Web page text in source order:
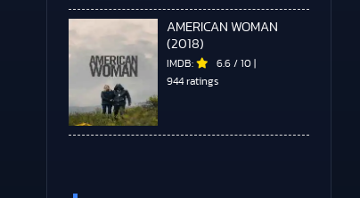
AMERICAN WOMAN
(2018)
IMDB: 6.6 / 10 |
944 ratings